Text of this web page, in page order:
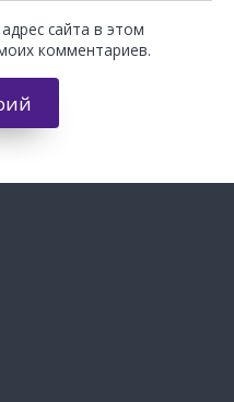
сайта в этом
комментариев.